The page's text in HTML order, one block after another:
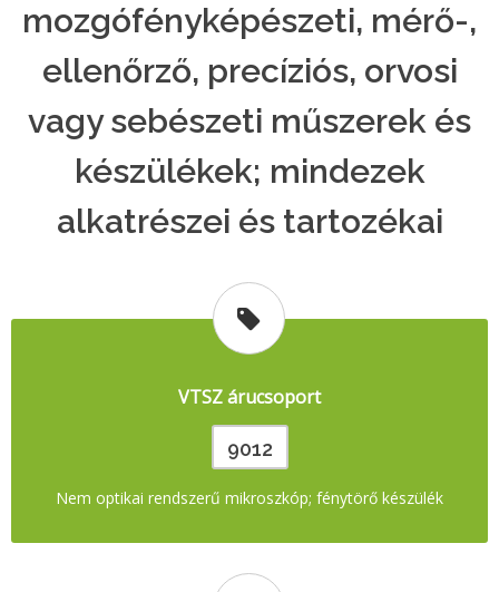
mozgófényképészeti, mérő-,
ellenőrző, precíziós, orvosi
vagy sebészeti műszerek és
készülékek; mindezek
alkatrészei és tartozékai
VTSZ árucsoport
9012
Nem optikai rendszerű mikroszkóp; fénytörő készülék